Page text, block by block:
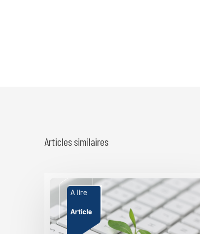
Articles similaires